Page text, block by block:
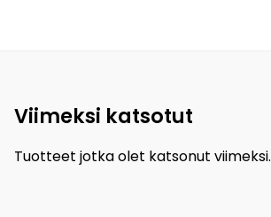
Viimeksi katsotut
Tuotteet jotka olet katsonut viimeksi.